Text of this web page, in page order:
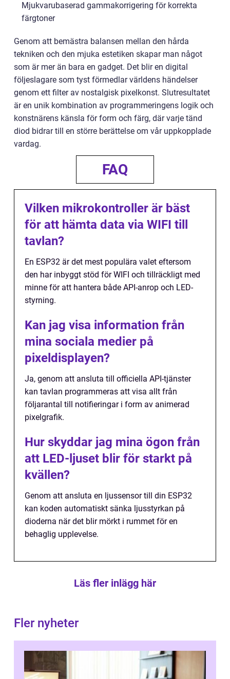
Mjukvarubaserad gammakorrigering för korrekta
färgtoner
Genom att bemästra balansen mellan den hårda
tekniken och den mjuka estetiken skapar man något
som är mer än bara en gadget. Det blir en digital
följeslagare som tyst förmedlar världens händelser
genom ett filter av nostalgisk pixelkonst. Slutresultatet
är en unik kombination av programmeringens logik och
konstnärens känsla för form och färg, där varje tänd
diod bidrar till en större berättelse om vår uppkopplade
vardag.
FAQ
Vilken mikrokontroller är bäst
för att hämta data via WIFI till
tavlan?
En ESP32 är det mest populära valet eftersom
den har inbyggt stöd för WIFI och tillräckligt med
minne för att hantera både API-anrop och LED-
styrning.
Kan jag visa information från
mina sociala medier på
pixeldisplayen?
Ja, genom att ansluta till officiella API-tjänster
kan tavlan programmeras att visa allt från
följarantal till notifieringar i form av animerad
pixelgrafik.
Hur skyddar jag mina ögon från
att LED-ljuset blir för starkt på
kvällen?
Genom att ansluta en ljussensor till din ESP32
kan koden automatiskt sänka ljusstyrkan på
dioderna när det blir mörkt i rummet för en
behaglig upplevelse.
Läs fler inlägg här
Fler nyheter